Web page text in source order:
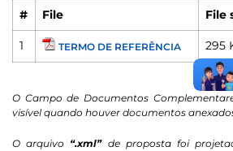
# File File
1 TERMO DE REFERÊNCIA 295
O Campo de Documentos
visível quando houver documentos
O arquivo “.xml”de proposta foi